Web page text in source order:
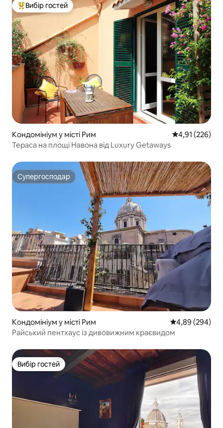
Топ вибір гостей
Вибір гостей
Кондомініум у місті Рим Середня
4,91 (226)
Тераса на площі Навона від Luxury Getaways
Супергосподар
Супергосподар
Кондомініум у місті Рим Середня
4,89 (294)
Райський пентхаус із дивовижним краєвидом
Вибір гостей
Вибір гостей